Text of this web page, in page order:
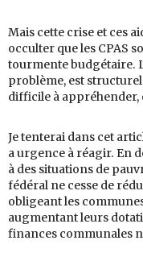
Mais cette crise et ces
occulter que les CPAS
tourmente budgétaire.
problème, est
difficile à
Je tenterai dans cet
a urgence à réagir. En
à des situations de
fédéral ne cesse de
obligeant les
augmentant leurs
finances communales